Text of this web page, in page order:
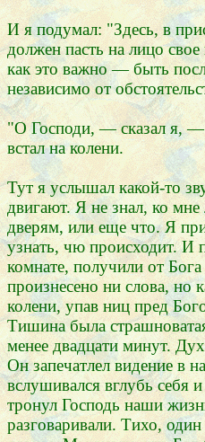
И я подумал: "Здесь, в
должен пасть на лицо
как это важно — быть
независимо от
"О Господи, — сказал я,
встал на колени.
Тут я услышал какой-то
двигают. Я не знал, ко
дверям, или еще что. Я
узнать, чю происходит. И
комнате, получили от
произнесено ни слова, но
колени, упав ниц пред
Тишина была
менее двадцати минут.
Он запечатлел видение в
вслушивался вглубь себя
тронул Господь наши
разговаривали. Тихо,